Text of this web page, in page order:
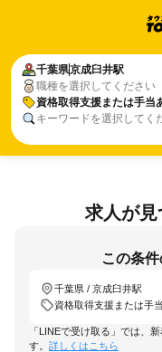
千葉県京成臼井駅
職種を選択してください
資格取得支援または手当
キーワードを選択してく
千葉県京成臼井駅
資格取得支援または手当
求人が
この条
千葉県 / 京成臼井駅
資格取得支援または手
「LINEで受け取る」では、
す。 詳しくはこちら